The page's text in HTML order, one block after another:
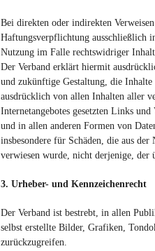
Bei direkten oder indirekten
Haftungsverpflichtung ausschließlich
Nutzung im Falle rechtswidriger
Der Verband erklärt hiermit
und zukünftige Gestaltung, die
ausdrücklich von allen Inhalten aller
Internetangebotes gesetzten Links
und in allen anderen Formen von
insbesondere für Schäden, die aus
verwiesen wurde, nicht derjenige,
3. Urheber- und Kennzeichenrecht
Der Verband ist bestrebt, in allen
selbst erstellte Bilder, Grafiken,
zurückzugreifen.